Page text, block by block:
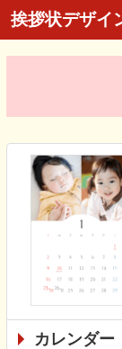
挨拶状デザイ
カレンダー